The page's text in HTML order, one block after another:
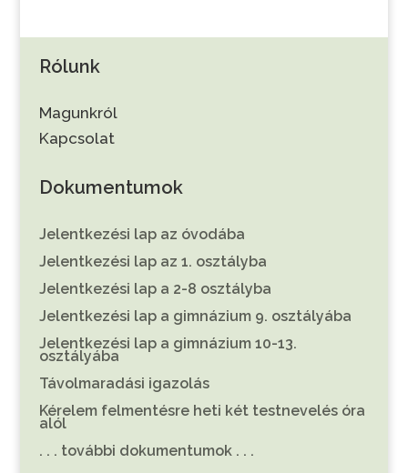
Rólunk
Magunkról
Kapcsolat
Dokumentumok
Jelentkezési lap az óvodába
Jelentkezési lap az 1. osztályba
Jelentkezési lap a 2-8 osztályba
Jelentkezési lap a gimnázium 9. osztályába
Jelentkezési lap a gimnázium 10-13.
osztályába
Távolmaradási igazolás
Kérelem felmentésre heti két testnevelés óra
alól
. . . további dokumentumok . . .